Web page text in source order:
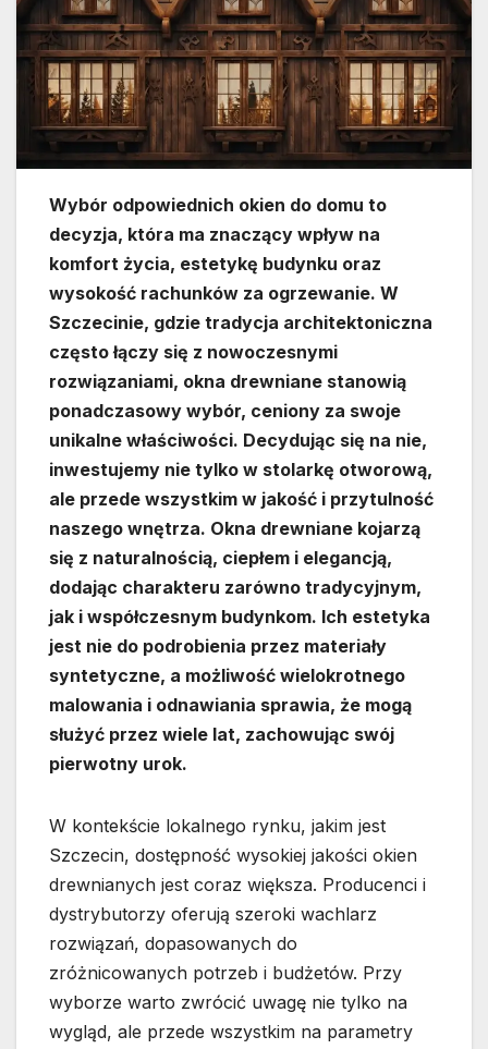
Wybór odpowiednich okien do domu to
decyzja, która ma znaczący wpływ na
komfort życia, estetykę budynku oraz
wysokość rachunków za ogrzewanie. W
Szczecinie, gdzie tradycja architektoniczna
często łączy się z nowoczesnymi
rozwiązaniami, okna drewniane stanowią
ponadczasowy wybór, ceniony za swoje
unikalne właściwości. Decydując się na nie,
inwestujemy nie tylko w stolarkę otworową,
ale przede wszystkim w jakość i przytulność
naszego wnętrza. Okna drewniane kojarzą
się z naturalnością, ciepłem i elegancją,
dodając charakteru zarówno tradycyjnym,
jak i współczesnym budynkom. Ich estetyka
jest nie do podrobienia przez materiały
syntetyczne, a możliwość wielokrotnego
malowania i odnawiania sprawia, że mogą
służyć przez wiele lat, zachowując swój
pierwotny urok.
W kontekście lokalnego rynku, jakim jest
Szczecin, dostępność wysokiej jakości okien
drewnianych jest coraz większa. Producenci i
dystrybutorzy oferują szeroki wachlarz
rozwiązań, dopasowanych do
zróżnicowanych potrzeb i budżetów. Przy
wyborze warto zwrócić uwagę nie tylko na
wygląd, ale przede wszystkim na parametry